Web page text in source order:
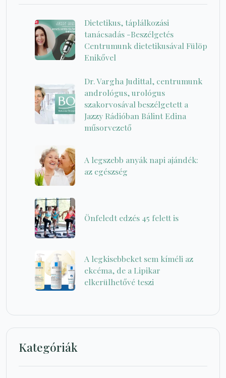
Dietetikus, táplálkozási
tanácsadás -Beszélgetés
Centrumunk dietetikusával Fülöp
Enikővel
Dr. Vargha Judittal, centrumunk
andrológus, urológus
szakorvosával beszélgetett a
Jazzy Rádióban Bálint Edina
műsorvezető
A legszebb anyák napi ajándék:
az egészség
Önfeledt edzés 45 felett is
A legkisebbeket sem kíméli az
ekcéma, de a Lipikar
elkerülhetővé teszi
Kategóriák